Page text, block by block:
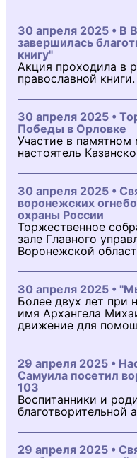
30 апреля 2025 • В
завершилась
книгу"
Акция проходила в
православной книги.
30 апреля 2025 •
Победы в Орловке
Участие в
настоятель
30 апреля 2025 •
воронежских
охраны России
Торжественное
зале Главного
Воронежской
30 апреля 2025 •
Более двух лет при
имя Архангела
движение для
29 апреля 2025 •
Самуила посетил
103
Воспитанники и
благотворительной
29 апреля 2025 •